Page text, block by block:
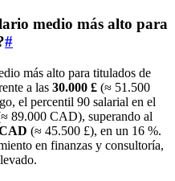
medio más alto para
#
más alto para titulados de
a las 30.000 £ (≈ 51.500
el percentil 90 salarial en el
89.000 CAD), superando al
(≈ 45.500 £), en un 16 %.
en finanzas y consultoría,